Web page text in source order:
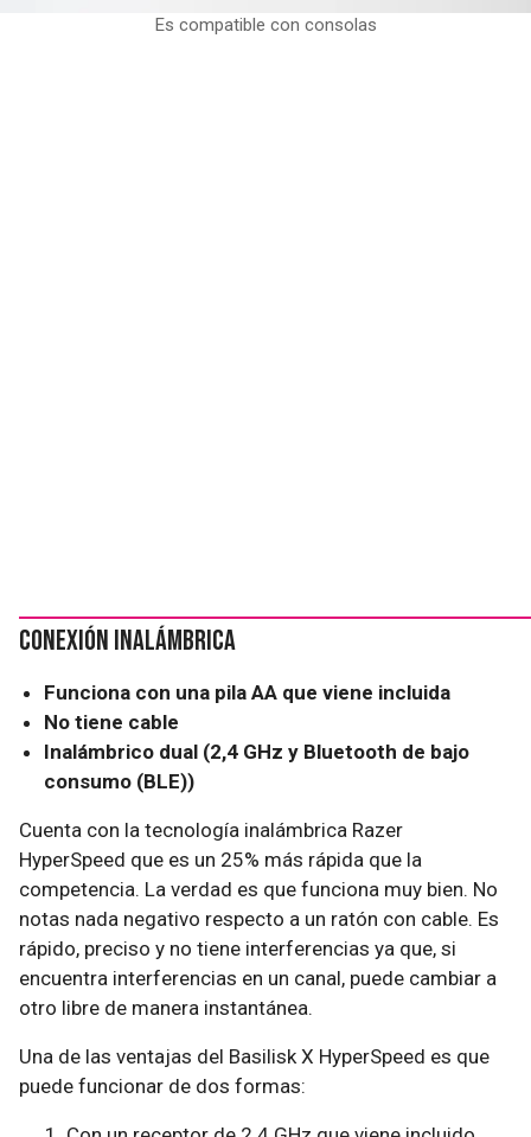
Es compatible con consolas
Conexión inalámbrica
Funciona con una pila AA que viene incluida
No tiene cable
Inalámbrico dual (2,4 GHz y Bluetooth de bajo
consumo (BLE))
Cuenta con la tecnología inalámbrica Razer
HyperSpeed que es un 25% más rápida que la
competencia. La verdad es que funciona muy bien. No
notas nada negativo respecto a un ratón con cable. Es
rápido, preciso y no tiene interferencias ya que, si
encuentra interferencias en un canal, puede cambiar a
otro libre de manera instantánea.
Una de las ventajas del Basilisk X HyperSpeed es que
puede funcionar de dos formas: